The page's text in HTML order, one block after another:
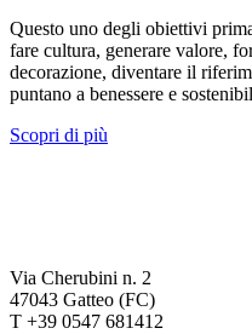
Questo uno degli obiettivi
fare cultura, generare valore,
decorazione, diventare il
puntano a benessere e
Scopri di più
Via Cherubini n. 2
47043 Gatteo (FC)
T +39 0547 681412